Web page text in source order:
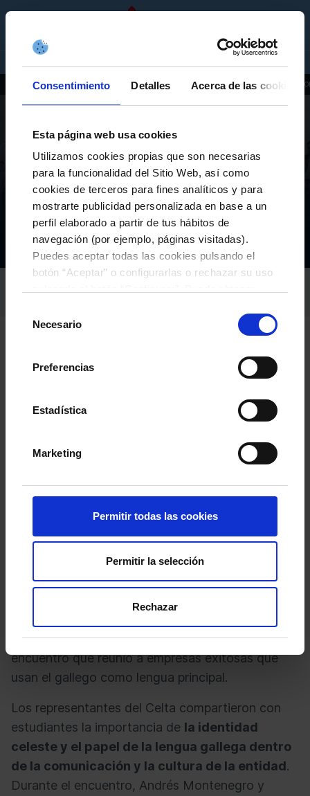
Consentimiento Detalles Acerca de las cookies
Esta página web usa cookies
Utilizamos cookies propias que son necesarias
para la funcionalidad del Sitio Web, así como
cookies de terceros para fines analíticos y para
mostrarte publicidad personalizada en base a un
perfil elaborado a partir de tus hábitos de
navegación (por ejemplo, páginas visitadas).
Puedes aceptar todas las cookies pulsando el
botón “Aceptar” o configurarlas o rechazar su uso
Necesario
Preferencias
Estadística
Marketing
Permitir todas las cookies
Permitir la selección
Rechazar
ACTUALIDAD INSTALACIONES HISTORIA PATROCINADORES IMAGEN
EL CLUB
EL CELTA COMPARTE SU IDENTIDAD Y
COMPROMISO CON LA LENGUA GALLEGA EN UN
ENCUENTRO CON ESTUDIANTES EN OURENSE
El Club Actualidad
Alumnos delCIFP Portovello de Ourense
recibieron esta semana la visita de dos de los
responsables de la comunicación del club,
Andrés Montenegro, como coordinador
responsable de contenidos digitales, en un
encuentro que reunió a empresas exitosas que
usan el gallego como lengua principal.
Los representantes del Celta compartieron con
estudiantes la importancia de la identidad
celeste y el papel de la lengua gallega dentro
de la comunicación y la cultura de la entidad.
Durante el encuentro, Andrés Montenegro y